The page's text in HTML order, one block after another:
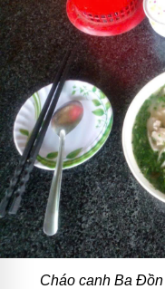
Cháo canh Ba